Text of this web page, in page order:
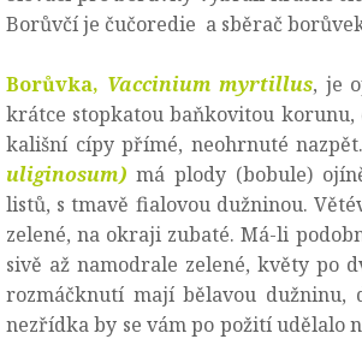
Borůvčí je čučoredie a sběrač
Borůvka, Vaccinium myrtillus, je
krátce stopkatou baňkovitou
kališní cípy přímé, neohrnuté
uliginosum) má plody (bobule)
listů, s tmavě fialovou dužninou.
zelené, na okraji zubaté. Má-li
sivě až namodrale zelené, květy po
rozmáčknutí mají bělavou
nezřídka by se vám po požití udělalo